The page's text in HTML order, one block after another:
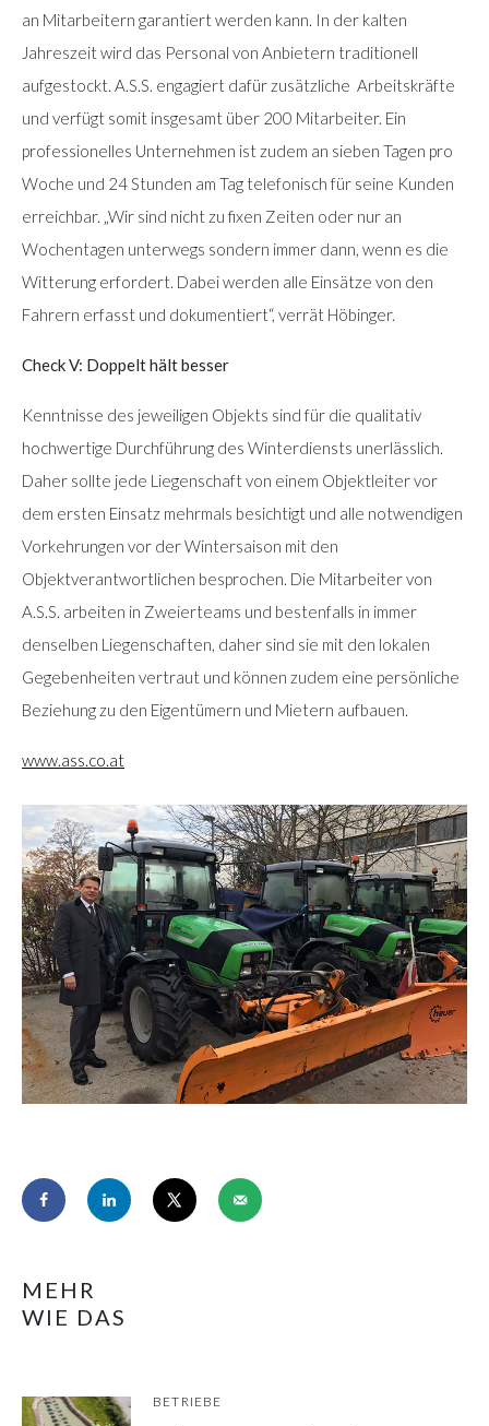
an Mitarbeitern garantiert werden kann. In der kalten
Jahreszeit wird das Personal von Anbietern traditionell
aufgestockt. A.S.S. engagiert dafür zusätzliche Arbeitskräfte
und verfügt somit insgesamt über 200 Mitarbeiter. Ein
professionelles Unternehmen ist zudem an sieben Tagen pro
Woche und 24 Stunden am Tag telefonisch für seine Kunden
erreichbar. „Wir sind nicht zu fixen Zeiten oder nur an
Wochentagen unterwegs sondern immer dann, wenn es die
Witterung erfordert. Dabei werden alle Einsätze von den
Fahrern erfasst und dokumentiert“, verrät Höbinger.
Check V: Doppelt hält besser
Kenntnisse des jeweiligen Objekts sind für die qualitativ
hochwertige Durchführung des Winterdiensts unerlässlich.
Daher sollte jede Liegenschaft von einem Objektleiter vor
dem ersten Einsatz mehrmals besichtigt und alle notwendigen
Vorkehrungen vor der Wintersaison mit den
Objektverantwortlichen besprochen. Die Mitarbeiter von
A.S.S. arbeiten in Zweierteams und bestenfalls in immer
denselben Liegenschaften, daher sind sie mit den lokalen
Gegebenheiten vertraut und können zudem eine persönliche
Beziehung zu den Eigentümern und Mietern aufbauen.
www.ass.co.at
MEHR
WIE DAS
BETRIEBE